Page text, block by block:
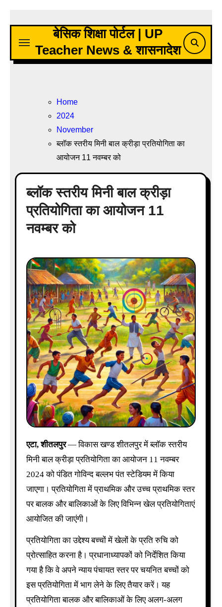
content
बेसिक शिक्षा पोर्टल | UP
Teacher News & शासनादेश
Home
2024
November
ब्लॉक स्तरीय मिनी बाल क्रीड़ा प्रतियोगिता का
आयोजन 11 नवम्बर को
ब्लॉक स्तरीय मिनी बाल क्रीड़ा
प्रतियोगिता का आयोजन 11
नवम्बर को
एटा, शीतलपुर— विकास खण्ड शीतलपुर में ब्लॉक स्तरीय
मिनी बाल क्रीड़ा प्रतियोगिता का आयोजन 11 नवम्बर
2024 को पंडित गोविन्द बल्लभ पंत स्टेडियम में किया
जाएगा। प्रतियोगिता में प्राथमिक और उच्च प्राथमिक स्तर
पर बालक और बालिकाओं के लिए विभिन्न खेल प्रतियोगिताएं
आयोजित की जाएंगी।
प्रतियोगिता का उद्देश्य बच्चों में खेलों के प्रति रुचि को
प्रोत्साहित करना है। प्रधानाध्यापकों को निर्देशित किया
गया है कि वे अपने न्याय पंचायत स्तर पर चयनित बच्चों को
इस प्रतियोगिता में भाग लेने के लिए तैयार करें। यह
प्रतियोगिता बालक और बालिकाओं के लिए अलग-अलग